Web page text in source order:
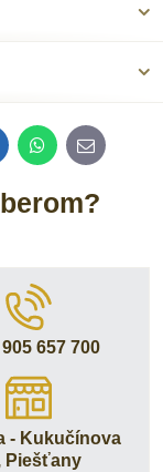
WhatsApp
E-
mail
657 700
- Kukučínova
Piešťany